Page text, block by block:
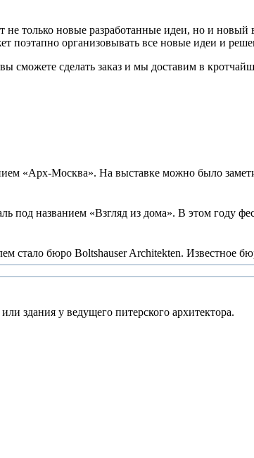
не только новые разработанные идеи, но и
поэтапно организовывать все новые идеи и
сможете сделать заказ и мы доставим в
«Арх-Москва». На выставке можно было
под названием «Взгляд из дома». В этом году
стало бюро Boltshauser Architekten. Известное
здания у ведущего питерского архитектора.